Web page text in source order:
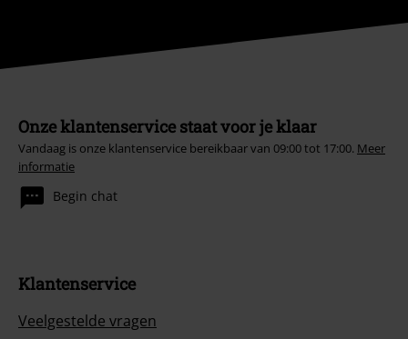
Onze klantenservice staat voor je klaar
Vandaag is onze klantenservice bereikbaar van 09:00 tot 17:00. Meer
informatie
Begin chat
Klantenservice
Veelgestelde vragen